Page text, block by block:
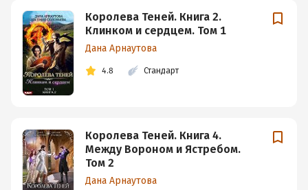
Королева Теней. Книга 2.
Клинком и сердцем. Том 1
Дана Арнаутова
4.8 Стандарт
Королева Теней. Книга 4.
Между Вороном и Ястребом.
Том 2
Дана Арнаутова